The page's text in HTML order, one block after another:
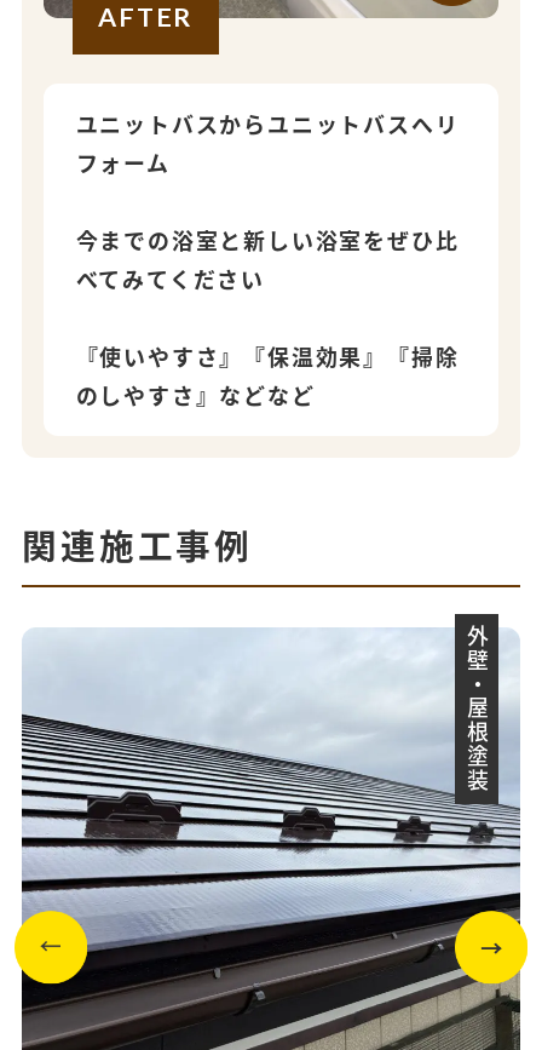
AFTER
ユニットバスからユニットバスへリ
フォーム
今までの浴室と新しい浴室をぜひ比
べてみてください
『使いやすさ』『保温効果』『掃除
のしやすさ』などなど
関連施工事例
外壁・屋根塗装